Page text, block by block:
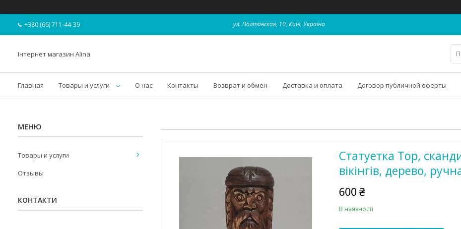
+380 (66) 711-44-39 ул. Полтавская, 10, Київ, Україна
Інтернет магазин Alina
Главная Товары и услуги О нас Контакты Возврат и обмен Доставка и оплата Договор публичной оферты
Статуетка Тор,
вікінгів, дерево,
600 ₴
В наявності
Товары и услуги
Отзывы
КОНТАКТИ